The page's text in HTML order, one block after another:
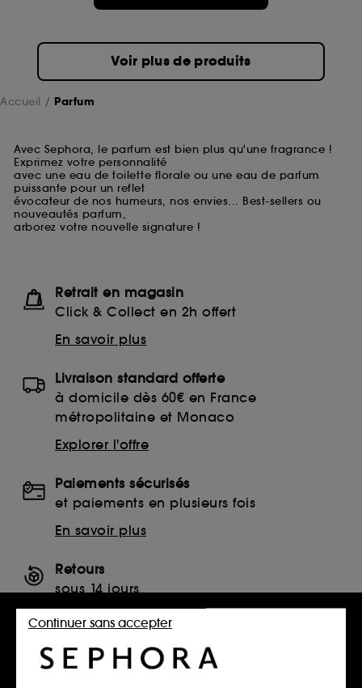
Voir plus de produits
Accueil Parfum
Avec Sephora, le parfum est bien plus qu'une fragrance !
Exprimez votre personnalité
avec une eau de toilette florale ou une eau de parfum
puissante pour un reflet
évocateur de nos humeurs, nos envies... Best-sellers ou
nouveautés parfum,
arborez votre nouvelle signature !
Retrait en magasin
Click & Collect en 2h offert
En savoir plus
Livraison standard offerte
à domicile dès 60€ en France
métropolitaine et Monaco
Explorer l'offre
Paiements sécurisés
et paiements en plusieurs fois
En savoir plus
Retours
sous 14 jours
Retourner mon article
SERVICES, CONTACT ET CONDITIONS DES OFFRES
Continuer sans accepter